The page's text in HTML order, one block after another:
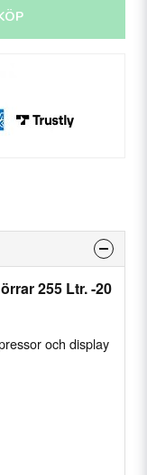
255 Ltr. -20
och display